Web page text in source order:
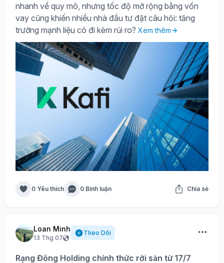
nhanh về quy mô, nhưng tốc độ mở rộng bằng vốn
vay cũng khiến nhiều nhà đầu tư đặt câu hỏi: tăng
trưởng mạnh liệu có đi kèm rủi ro? Xem thêm
0 Yêu thích 0 Bình luận Chia sẻ
Loan Minh
13 Thg 07
Theo Dõi
Rạng Đông Holding chính thức rời sàn từ 17/7